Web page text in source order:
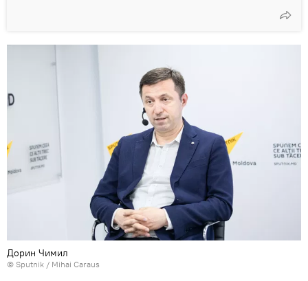
Дорин Чимил
© Sputnik / Mihai Caraus